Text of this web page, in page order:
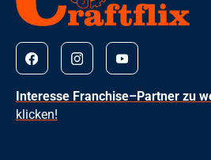
Interesse Franchise–Partner zu
klicken!